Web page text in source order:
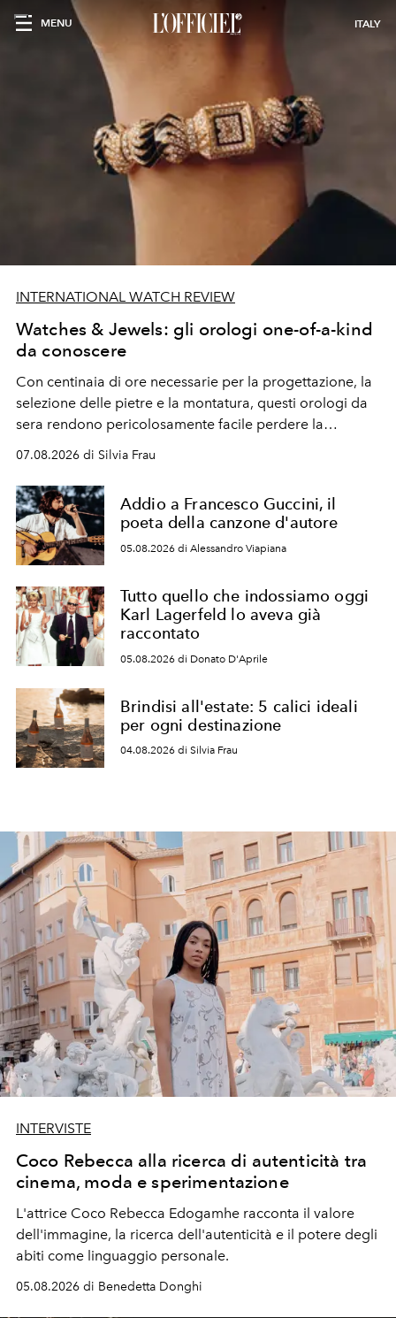
MENU ITALY
INTERNATIONAL WATCH REVIEW
Watches & Jewels: gli orologi one-of-a-kind
da conoscere
Con centinaia di ore necessarie per la progettazione, la
selezione delle pietre e la montatura, questi orologi da
sera rendono pericolosamente facile perdere la
cognizione del tempo. Ma con quadranti così
07.08.2026 di Silvia Frau
Addio a Francesco Guccini, il
poeta della canzone d'autore
05.08.2026 di Alessandro Viapiana
Tutto quello che indossiamo oggi
Karl Lagerfeld lo aveva già
raccontato
05.08.2026 di Donato D'Aprile
Brindisi all'estate: 5 calici ideali
per ogni destinazione
04.08.2026 di Silvia Frau
INTERVISTE
Coco Rebecca alla ricerca di autenticità tra
cinema, moda e sperimentazione
L'attrice Coco Rebecca Edogamhe racconta il valore
dell'immagine, la ricerca dell'autenticità e il potere degli
abiti come linguaggio personale.
05.08.2026 di Benedetta Donghi